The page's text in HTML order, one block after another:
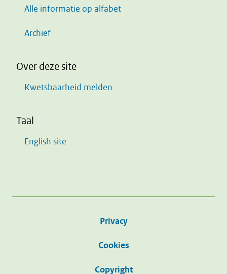
Alle informatie op alfabet
Archief
Over deze site
Kwetsbaarheid melden
Taal
English site
Privacy
Cookies
Copyright